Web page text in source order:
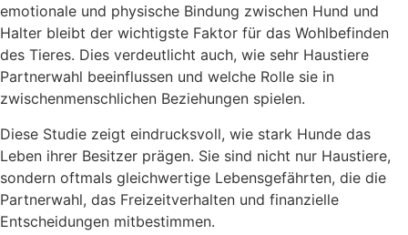
emotionale und physische Bindung zwischen Hund und
Halter bleibt der wichtigste Faktor für das Wohlbefinden
des Tieres. Dies verdeutlicht auch, wie sehr Haustiere
Partnerwahl beeinflussen und welche Rolle sie in
zwischenmenschlichen Beziehungen spielen.
Diese Studie zeigt eindrucksvoll, wie stark Hunde das
Leben ihrer Besitzer prägen. Sie sind nicht nur Haustiere,
sondern oftmals gleichwertige Lebensgefährten, die die
Partnerwahl, das Freizeitverhalten und finanzielle
Entscheidungen mitbestimmen.